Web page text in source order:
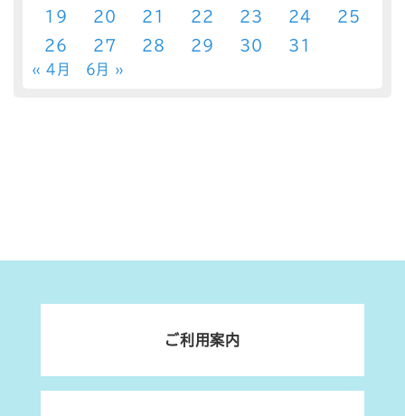
19
20 21 22 23 24
25
26
27 28 29 30 31
« 4月 6月 »
ご利用案内